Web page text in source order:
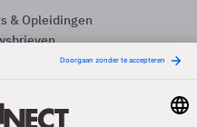
& Opleidingen